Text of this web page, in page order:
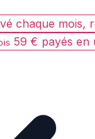
chaque mois,
59 € payés en